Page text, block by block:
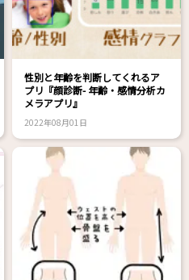
性別と年齢を判断してくれるア
プリ『顔診断- 年齢・感情分析カ
メラアプリ』
2022年08月01日